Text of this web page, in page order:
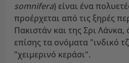
somnifera) είναι ένα
προέρχεται από τις ξηρές
Πακιστάν και της Σρι
επίσης τα ονόματα "ινδικό
"χειμερινό κεράσι".